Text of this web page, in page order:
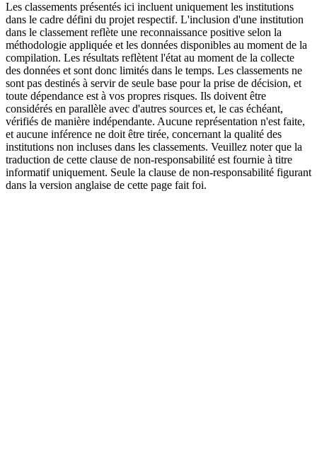
Les classements présentés ici incluent uniquement les institutions
dans le cadre défini du projet respectif. L'inclusion d'une institution
dans le classement reflète une reconnaissance positive selon la
méthodologie appliquée et les données disponibles au moment de la
compilation. Les résultats reflètent l'état au moment de la collecte
des données et sont donc limités dans le temps. Les classements ne
sont pas destinés à servir de seule base pour la prise de décision, et
toute dépendance est à vos propres risques. Ils doivent être
considérés en parallèle avec d'autres sources et, le cas échéant,
vérifiés de manière indépendante. Aucune représentation n'est faite,
et aucune inférence ne doit être tirée, concernant la qualité des
institutions non incluses dans les classements. Veuillez noter que la
traduction de cette clause de non-responsabilité est fournie à titre
informatif uniquement. Seule la clause de non-responsabilité figurant
dans la version anglaise de cette page fait foi.